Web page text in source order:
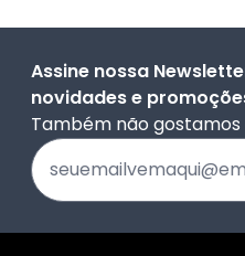
Assine nossa
novidades e
Também não gostamos